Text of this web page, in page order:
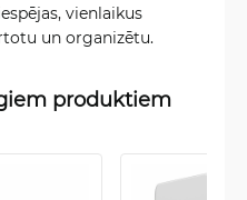
vienlaikus
un organizētu.
produktiem